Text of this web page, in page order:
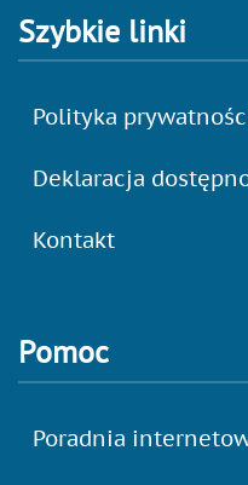
Szybkie linki
Polityka
Deklaracja
Kontakt
Pomoc
Poradnia